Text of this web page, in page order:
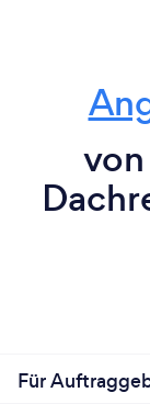
Für